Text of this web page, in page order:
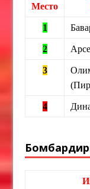
Место
1
2
3
4